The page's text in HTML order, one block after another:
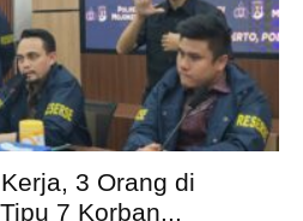
3 Orang di
7 Korban...